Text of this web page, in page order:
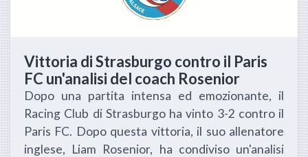
Vittoria di Strasburgo contro il Paris
FC un'analisi del coach Rosenior
Dopo una partita intensa ed emozionante, il
Racing Club di Strasburgo ha vinto 3-2 contro il
Paris FC. Dopo questa vittoria, il suo allenatore
inglese, Liam Rosenior, ha condiviso un'analisi